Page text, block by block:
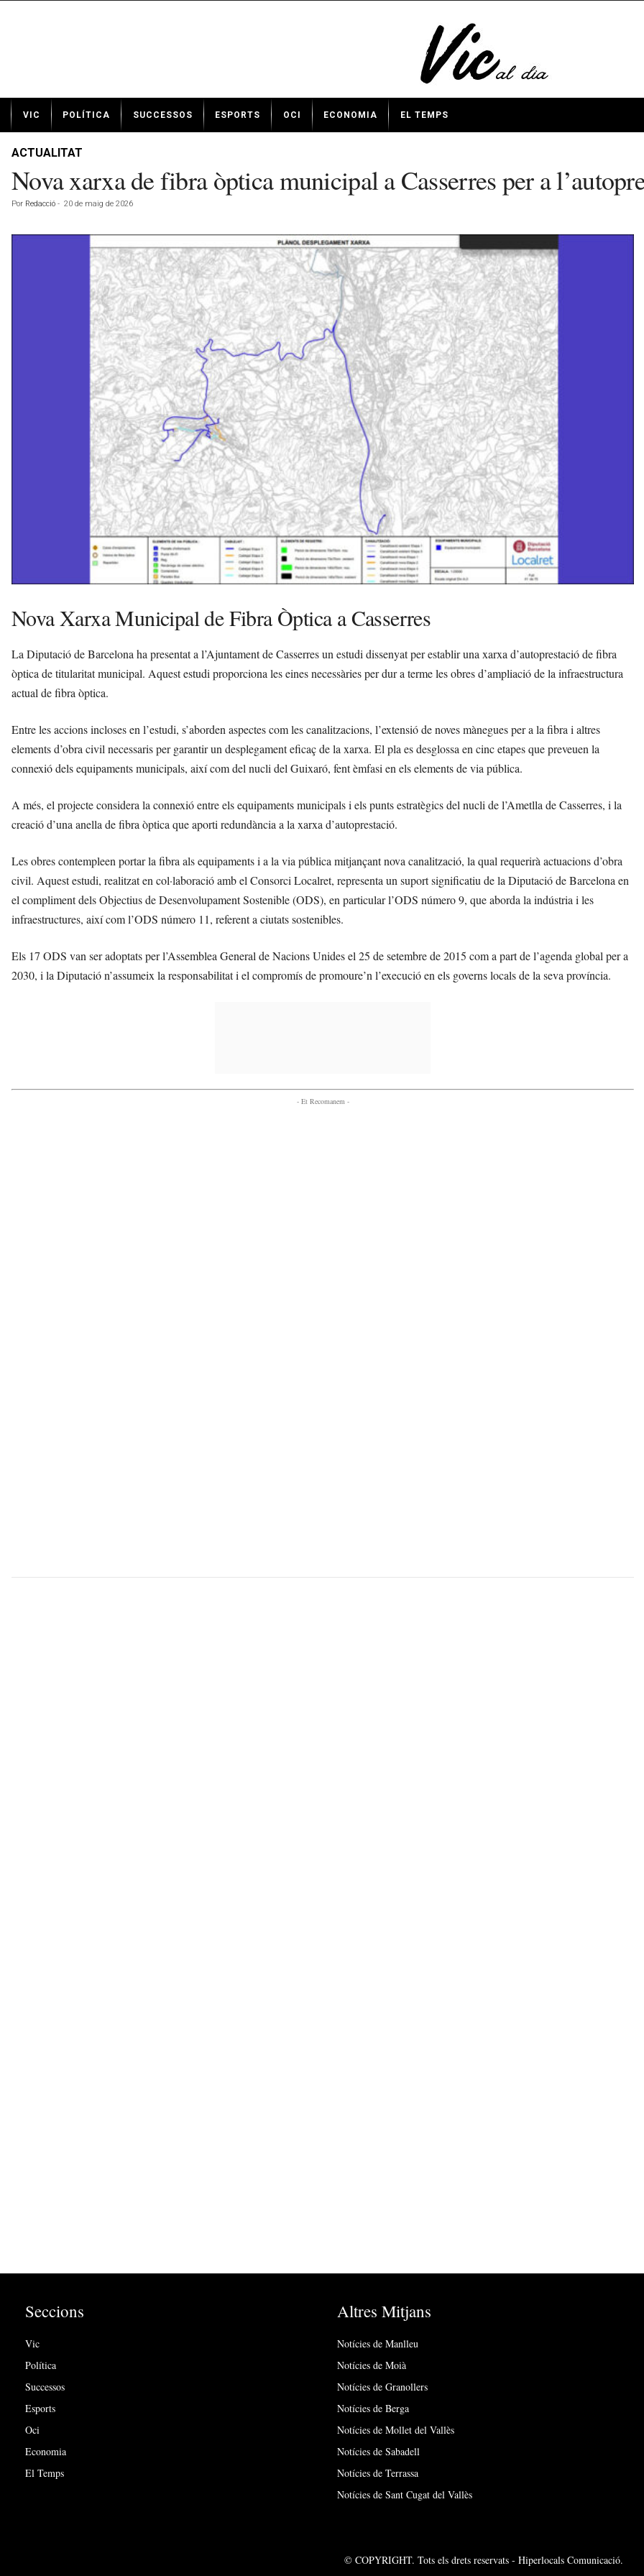
t
VIC POLÍTICA SUCCESSOS ESPORTS OCI ECONOMIA EL TEMPS
ACTUALITAT
Nova xarxa de fibra òptica municipal a Casserres per a
Por Redacció - 20 de maig de 2026
Nova Xarxa Municipal de Fibra Òptica a Casserres
La Diputació de Barcelona ha presentat a l’Ajuntament de Casserres un estudi dissenyat per establir una xarxa d’autoprestació de fibra
òptica de titularitat municipal. Aquest estudi proporciona les eines necessàries per dur a terme les obres d’ampliació de la infraestructura
actual de fibra òptica.
Entre les accions incloses en l’estudi, s’aborden aspectes com les canalitzacions, l’extensió de noves mànegues per a la fibra i altres
elements d’obra civil necessaris per garantir un desplegament eficaç de la xarxa. El pla es desglossa en cinc etapes que preveuen la
connexió dels equipaments municipals, així com del nucli del Guixaró, fent èmfasi en els elements de via pública.
A més, el projecte considera la connexió entre els equipaments municipals i els punts estratègics del nucli de l’Ametlla de Casserres, i la
creació d’una anella de fibra òptica que aporti redundància a la xarxa d’autoprestació.
Les obres contempleen portar la fibra als equipaments i a la via pública mitjançant nova canalització, la qual requerirà actuacions d’obra
civil. Aquest estudi, realitzat en col·laboració amb el Consorci Localret, representa un suport significatiu de la Diputació de Barcelona en
el compliment dels Objectius de Desenvolupament Sostenible (ODS), en particular l’ODS número 9, que aborda la indústria i les
infraestructures, així com l’ODS número 11, referent a ciutats sostenibles.
Els 17 ODS van ser adoptats per l’Assemblea General de Nacions Unides el 25 de setembre de 2015 com a part de l’agenda global per a
2030, i la Diputació n’assumeix la responsabilitat i el compromís de promoure’n l’execució en els governs locals de la seva província.
- Et Recomanem -
Seccions
Vic
Política
Successos
Esports
Oci
Economia
El Temps
Altres Mitjans
Notícies de Manlleu
Notícies de Moià
Notícies de Granollers
Notícies de Berga
Notícies de Mollet del Vallès
Notícies de Sabadell
Notícies de Terrassa
Notícies de Sant Cugat del Vallès
© COPYRIGHT. Tots els drets reservats - Hiperlocals Comunicació.